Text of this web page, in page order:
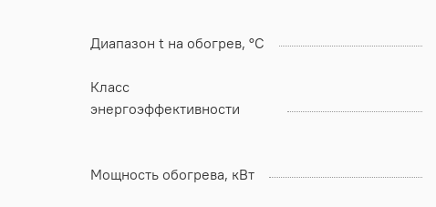
Диапазон t на обогрев, °C
Класс
энергоэффективности
Мощность обогрева, кВт